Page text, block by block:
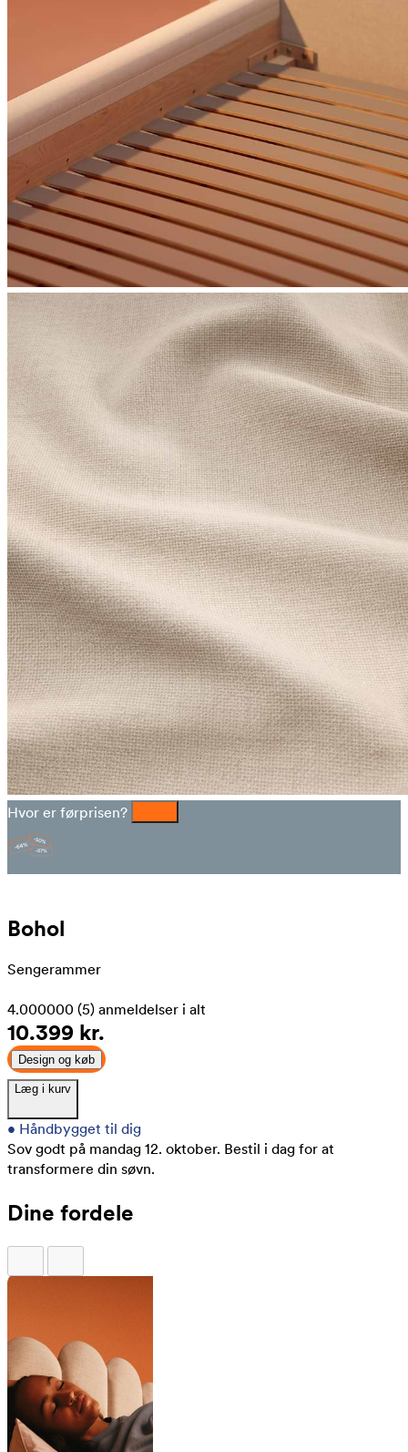
Hvor er førprisen?
Bohol
Sengerammer
4.000000 (5) anmeldelser i alt
10.399 kr.
Design og køb
Læg i kurv
• Håndbygget til dig
Sov godt på mandag 12. oktober. Bestil i dag for at
transformere din søvn.
Dine fordele